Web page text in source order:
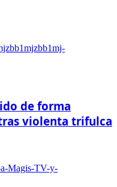
de forma
violenta trifulca